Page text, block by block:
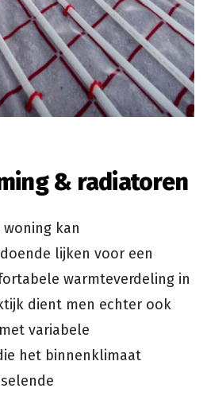
& radiatoren
kan
lijken voor een
warmteverdeling in
dient men echter ook
variabele
het binnenklimaat